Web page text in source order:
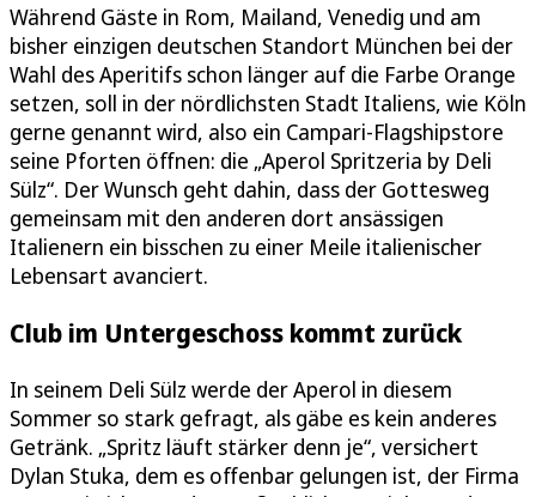
Während Gäste in Rom, Mailand, Venedig und am
bisher einzigen deutschen Standort München bei der
Wahl des Aperitifs schon länger auf die Farbe Orange
setzen, soll in der nördlichsten Stadt Italiens, wie Köln
gerne genannt wird, also ein Campari-Flagshipstore
seine Pforten öffnen: die „Aperol Spritzeria by Deli
Sülz“. Der Wunsch geht dahin, dass der Gottesweg
gemeinsam mit den anderen dort ansässigen
Italienern ein bisschen zu einer Meile italienischer
Lebensart avanciert.
Club im Untergeschoss kommt zurück
In seinem Deli Sülz werde der Aperol in diesem
Sommer so stark gefragt, als gäbe es kein anderes
Getränk. „Spritz läuft stärker denn je“, versichert
Dylan Stuka, dem es offenbar gelungen ist, der Firma